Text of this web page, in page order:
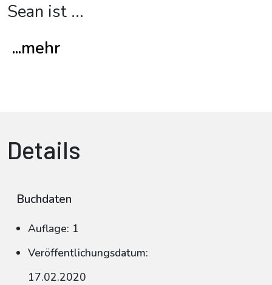
Sean ist ...
...mehr
Details
Buchdaten
Auflage: 1
Veröffentlichungsdatum:
17.02.2020